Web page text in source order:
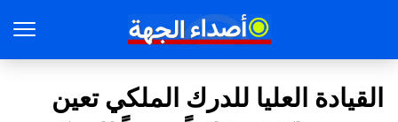
القيادة العليا للدرك الملكي تعين